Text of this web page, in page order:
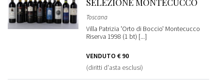
SELEZIONE MONTECUCCO
Toscana
Villa Patrizia 'Orto di Boccio' Montecucco
Riserva 1998 (1 bt) [...]
VENDUTO € 90
(diritti d'asta esclusi)